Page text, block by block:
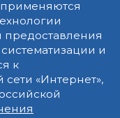
и
к
«Интернет»,